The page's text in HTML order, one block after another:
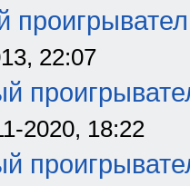
22:07
2020, 18:22